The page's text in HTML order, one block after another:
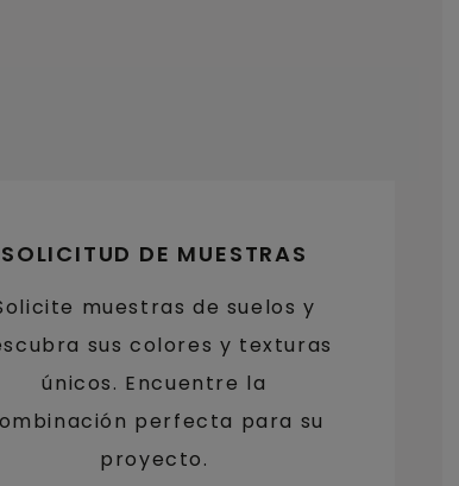
SOLICITUD DE MUESTRAS
muestras de suelos y
sus colores y texturas
únicos. Encuentre la
perfecta para su
proyecto.